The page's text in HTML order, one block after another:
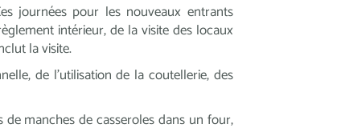
journées pour les nouveaux entrants
intérieur, de la visite des locaux
la visite.
de l’utilisation de la coutellerie, des
manches de casseroles dans un four,